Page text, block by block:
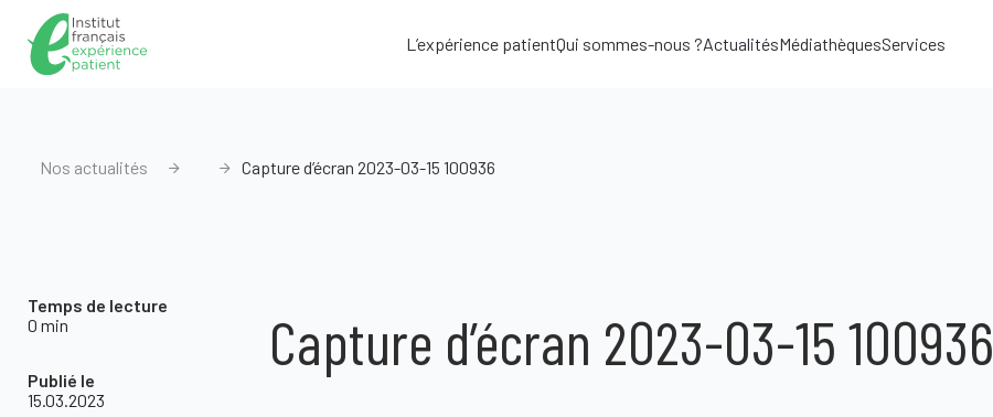
L’expérience patientQui sommes-nous ?ActualitésMédiathèquesServices
Nos actualités Capture d’écran 2023-03-15 100936
Temps de lecture
0 min
Publié le
15.03.2023
Capture d’écran 2023-03-15 100936